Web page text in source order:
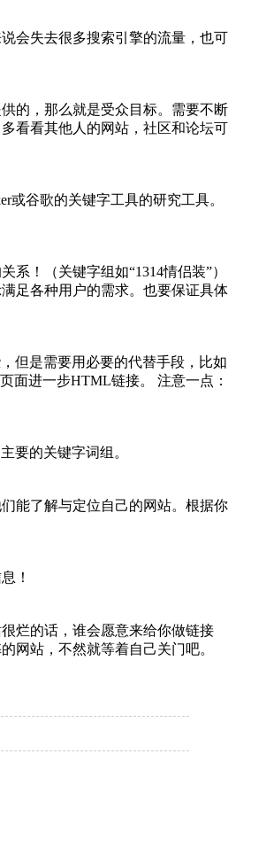
会失去很多搜索引擎的流量，也可
的，那么就是受众目标。需要不断
看看其他人的网站，社区和论坛可
或谷歌的关键字工具的研究工具。
！（关键字组如“1314情侣装”）
足各种用户的需求。也要保证具体
但是需要用必要的代替手段，比如
面进一步HTML链接。 注意一点：
要的关键字词组。
能了解与定位自己的网站。根据你
！
烂的话，谁会愿意来给你做链接
网站，不然就等着自己关门吧。